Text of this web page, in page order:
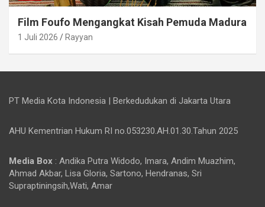
Film Foufo Mengangkat Kisah Pemuda Madura
1 Juli 2026 Rayyan
PT Media Kota Indonesia | Berkedudukan di Jakarta Utara
AHU Kementrian Hukum RI no.053230.AH.01.30.Tahun 2025
Media Box : Andika Putra Widodo, Imara, Andim Muazhim,
Ahmad Akbar, Lisa Gloria, Sartono, Hendranas, Sri
Supraptiningsih,Wati, Amar